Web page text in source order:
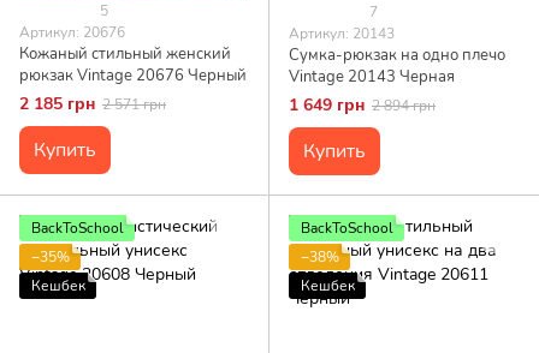
5
Артикул: 20676
Кожаный стильный женский
рюкзак Vintage 20676 Черный
2 185 грн 2 571 грн
Купить
7
Артикул: 20143
Сумка-рюкзак на одно плечо
Vintage 20143 Черная
1 649 грн 2 894 грн
Купить
BackToSchool
−35%
Кешбек
BackToSchool
−38%
Кешбек